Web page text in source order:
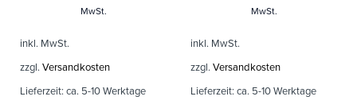
MwSt.
inkl. MwSt.
zzgl. Versandkosten
Lieferzeit: ca. 5-10 Werktage
MwSt.
inkl. MwSt.
zzgl. Versandkosten
Lieferzeit: ca. 5-10 Werktage